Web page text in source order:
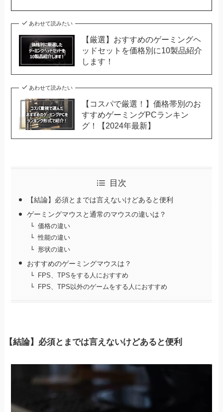
あわせて読みたい
【厳選】おすすめのゲーミングヘ
ッドセットを価格別に10製品紹介
します！
あわせて読みたい
【コスパで厳選！】価格帯別のお
すすめゲーミングPCランキン
グ！【2024年最新】
目次
【結論】必須とまでは言えないけどあると便利
ゲーミングマウスと通常のマウスの違いは？
価格の違い
性能の違い
形状の違い
おすすめのゲーミングマウスは？
FPS、TPSをする人におすすめ
FPS、TPS以外のゲームをする人におすすめ
【結論】必須とまでは言えないけどあると便利